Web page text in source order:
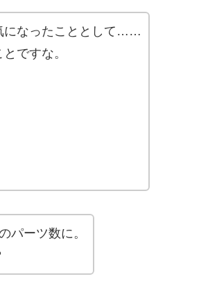
になったこととして……
ですな。
パーツ数に。